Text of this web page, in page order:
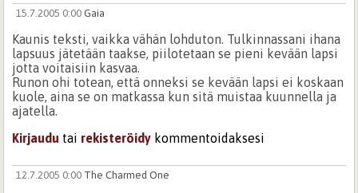
15.7.2005 0:00 Gaia
Kaunis teksti, vaikka vähän lohduton. Tulkinnassani ihana
lapsuus jätetään taakse, piilotetaan se pieni kevään lapsi
jotta voitaisiin kasvaa.
Runon ohi totean, että onneksi se kevään lapsi ei koskaan
kuole, aina se on matkassa kun sitä muistaa kuunnella ja
ajatella.
Kirjaudu tai rekisteröidy kommentoidaksesi
12.7.2005 0:00 The Charmed One